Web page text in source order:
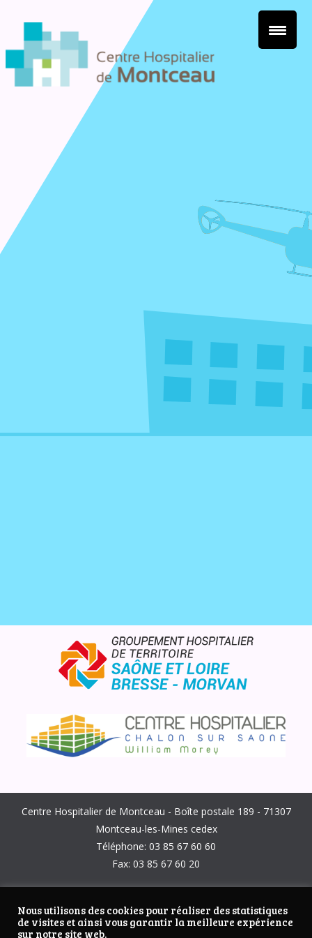
Centre Hospitalier de Montceau - Boîte postale 189 - 71307
Montceau-les-Mines cedex
Téléphone: 03 85 67 60 60
Fax: 03 85 67 60 20
SUIVEZ-NOUS SUR
Nous utilisons des cookies pour réaliser des statistiques
de visites et ainsi vous garantir la meilleure expérience
sur notre site web.